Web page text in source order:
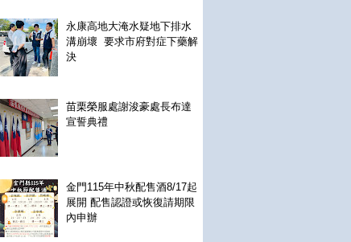
永康高地大淹水疑地下排水
溝崩壞 要求市府對症下藥解
決
苗栗榮服處謝浚豪處長布達
宣誓典禮
金門115年中秋配售酒8/17起
展開 配售認證或恢復請期限
內申辦